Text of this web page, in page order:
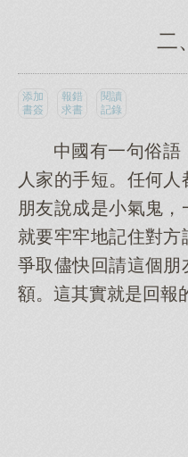
二
添加
書簽
報錯
求書
閱讀
記錄
中國有一句俗語
人家的手短。任何
朋友說成是小氣鬼，
就要牢牢地記住對方
爭取儘快回請這個
額。這其實就是回報